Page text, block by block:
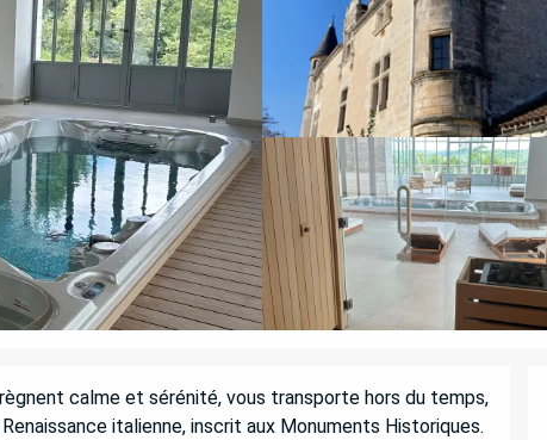
calme et sérénité, vous transporte hors du temps,
italienne, inscrit aux Monuments Historiques.